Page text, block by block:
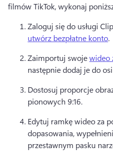
filmów TikTok, wykonaj
Zaloguj się do usługi
utwórz bezpłatne konto.
Zaimportuj swoje wideo
następnie dodaj je do
Dostosuj proporcje
pionowych 9:16.
Edytuj ramkę wideo za
przestawnym pasku